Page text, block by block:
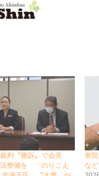
裁判〝勝訴〟で会見
整備を 「のりこえ
衆
な